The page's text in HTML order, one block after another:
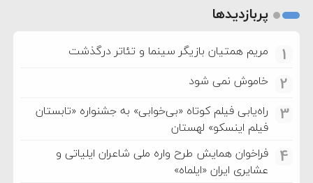
پربازدیدها
1 مریم همتیان بازیگر سینما و تئاتر درگذشت
2 خاموش نمی شود
3
راه‌یابی فیلم کوتاه «بی‌خوابی» به جشنواره «تابستان
فیلم اینسکو» لهستان
4
فراخوان همایش طرح واره ملی شاعران ایلیاتی و
عشایری ایران «ایلماه»